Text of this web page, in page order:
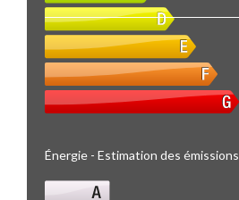
Énergie - Estimation des émissions